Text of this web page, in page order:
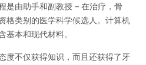
是由助手和副教授 – 在治疗，骨
格类别的医学科学候选人。计算机
基本和现代材料。
度不仅获得知识，而且还获得了牙